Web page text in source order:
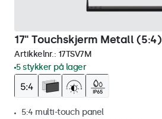
17" Touchskjerm Metall (5:4)
Artikkelnr.: 17TSV7M
5 stykker på lager
5:4 multi-touch panel